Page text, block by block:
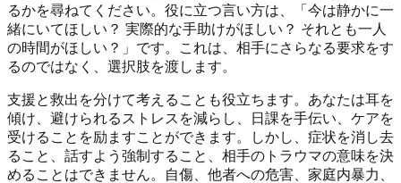
るかを尋ねてください。役に立つ言い方は、「今は静かに一
緒にいてほしい？ 実際的な手助けがほしい？ それとも一人
の時間がほしい？」です。これは、相手にさらなる要求をす
るのではなく、選択肢を渡します。
支援と救出を分けて考えることも役立ちます。あなたは耳を
傾け、避けられるストレスを減らし、日課を手伝い、ケアを
受けることを励ますことができます。しかし、症状を消し去
ること、話すよう強制すること、相手のトラウマの意味を決
めることはできません。自傷、他者への危害、家庭内暴力、